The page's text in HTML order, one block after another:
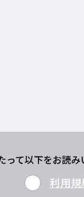
って以下をお読
利用規